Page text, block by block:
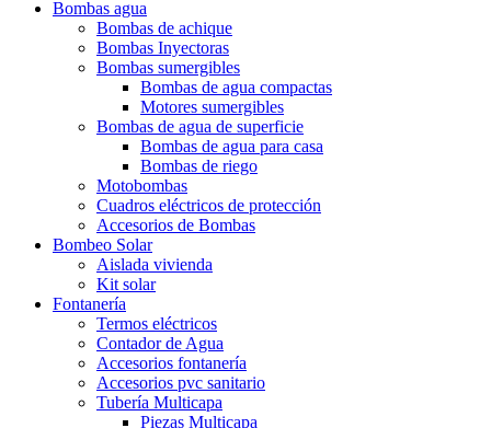
Bombas agua
Bombas de achique
Bombas Inyectoras
Bombas sumergibles
Bombas de agua compactas
Motores sumergibles
Bombas de agua de superficie
Bombas de agua para casa
Bombas de riego
Motobombas
Cuadros eléctricos de protección
Accesorios de Bombas
Bombeo Solar
Aislada vivienda
Kit solar
Fontanería
Termos eléctricos
Contador de Agua
Accesorios fontanería
Accesorios pvc sanitario
Tubería Multicapa
Piezas Multicapa